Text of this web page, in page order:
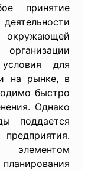
принятие
окружающей
условия для
на рынке, в
быстро
Однако
поддается